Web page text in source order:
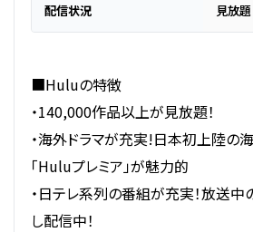
配信状況 見放題
■Huluの特徴
・140,000作品以上が見放題！
・海外ドラマが充実!日本初上陸の
「Huluプレミア」が魅力的
・日テレ系列の番組が充実！放送中
し配信中！